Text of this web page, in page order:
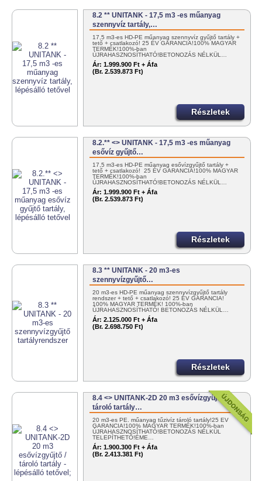
8.2 ** UNITANK - 17,5 m3 -es műanyag
szennyvíz tartály,…
17,5 m3-es HD-PE műanyag szennyvíz gyűjtő tartály +
tető + csatlakozó! 25 ÉV GARANCIA!100% MAGYAR
TERMÉK!100%-ban
ÚJRAHASZNOSÍTHATÓ!BETONOZÁS NÉLKÜL…
Ár: 1.999.900 Ft + Áfa
(Br. 2.539.873 Ft)
Részletek
8.2.** <> UNITANK - 17,5 m3 -es műanyag
esővíz gyűjtő…
17,5 m3-es HD-PE műanyag esővízgyűjtő tartály +
tető + csatlakozó! 25 ÉV GARANCIA!100% MAGYAR
TERMÉK!100%-ban
ÚJRAHASZNOSÍTHATÓ!BETONOZÁS NÉLKÜL…
Ár: 1.999.900 Ft + Áfa
(Br. 2.539.873 Ft)
Részletek
8.3 ** UNITANK - 20 m3-es
szennyvízgyűjtő…
20 m3-es HD-PE műanyag szennyvízgyűjtő tartály
rendszer + tető + csatlakozó! 25 ÉV GARANCIA!
100% MAGYAR TERMÉK! 100%-ban
ÚJRAHASZNOSÍTHATÓ! BETONOZÁS NÉLKÜL…
Ár: 2.125.000 Ft + Áfa
(Br. 2.698.750 Ft)
Részletek
8.4 <> UNITANK-2D 20 m3 esővízgyűjtő /
tároló tartály…
20 m3-es PE. műanyag tűzivíz tároló tartály!25 ÉV
GARANCIA!100% MAGYAR TERMÉK!100%-ban
ÚJRAHASZNOSÍTHATÓ!BETONOZÁS NÉLKÜL
TELEPÍTHETŐ!ÉME…
Ár: 1.900.300 Ft + Áfa
(Br. 2.413.381 Ft)